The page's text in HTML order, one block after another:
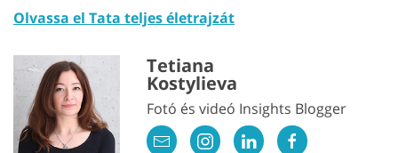
Olvassa el Tata teljes életrajzát
Tetiana
Kostylieva
Fotó és videó Insights Blogger